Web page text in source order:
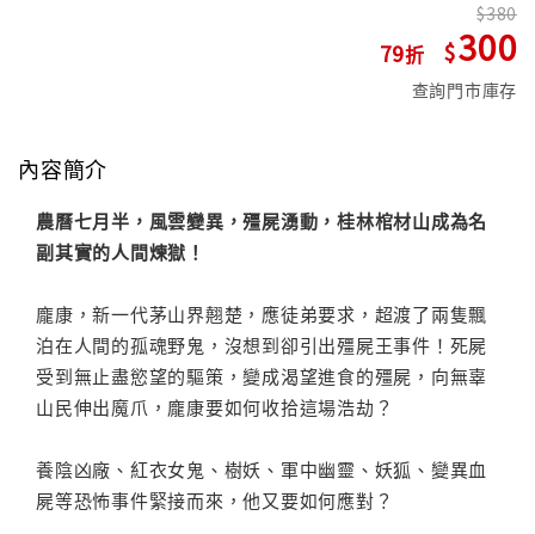
79
380
300
查詢門市庫存
內容簡介
農曆七月半，風雲變異，殭屍湧動，桂林棺材山成為名
副其實的人間煉獄！
龐康，新一代茅山界翹楚，應徒弟要求，超渡了兩隻飄
泊在人間的孤魂野鬼，沒想到卻引出殭屍王事件！死屍
受到無止盡慾望的驅策，變成渴望進食的殭屍，向無辜
山民伸出魔爪，龐康要如何收拾這場浩劫？
養陰凶廠、紅衣女鬼、樹妖、軍中幽靈、妖狐、變異血
屍等恐怖事件緊接而來，他又要如何應對？